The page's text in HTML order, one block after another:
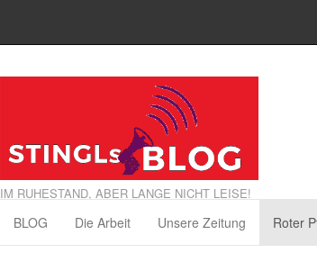
IM RUHESTAND, ABER LANGE NICHT LEISE!
BLOG Die Arbeit Unsere Zeitung Roter